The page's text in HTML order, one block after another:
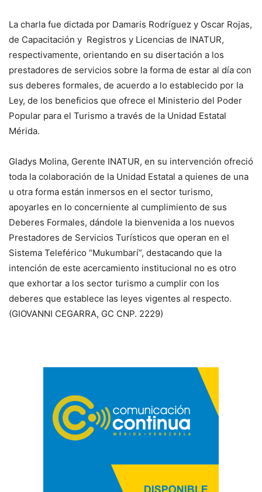
La charla fue dictada por Damaris Rodríguez y Oscar Rojas,
de Capacitación y Registros y Licencias de INATUR,
respectivamente, orientando en su disertación a los
prestadores de servicios sobre la forma de estar al día con
sus deberes formales, de acuerdo a lo establecido por la
Ley, de los beneficios que ofrece el Ministerio del Poder
Popular para el Turismo a través de la Unidad Estatal
Mérida.
Gladys Molina, Gerente INATUR, en su intervención ofreció
toda la colaboración de la Unidad Estatal a quienes de una
u otra forma están inmersos en el sector turismo,
apoyarles en lo concerniente al cumplimiento de sus
Deberes Formales, dándole la bienvenida a los nuevos
Prestadores de Servicios Turísticos que operan en el
Sistema Teleférico “Mukumbarí”, destacando que la
intención de este acercamiento institucional no es otro
que exhortar a los sector turismo a cumplir con los
deberes que establece las leyes vigentes al respecto.
(GIOVANNI CEGARRA, GC CNP. 2229)